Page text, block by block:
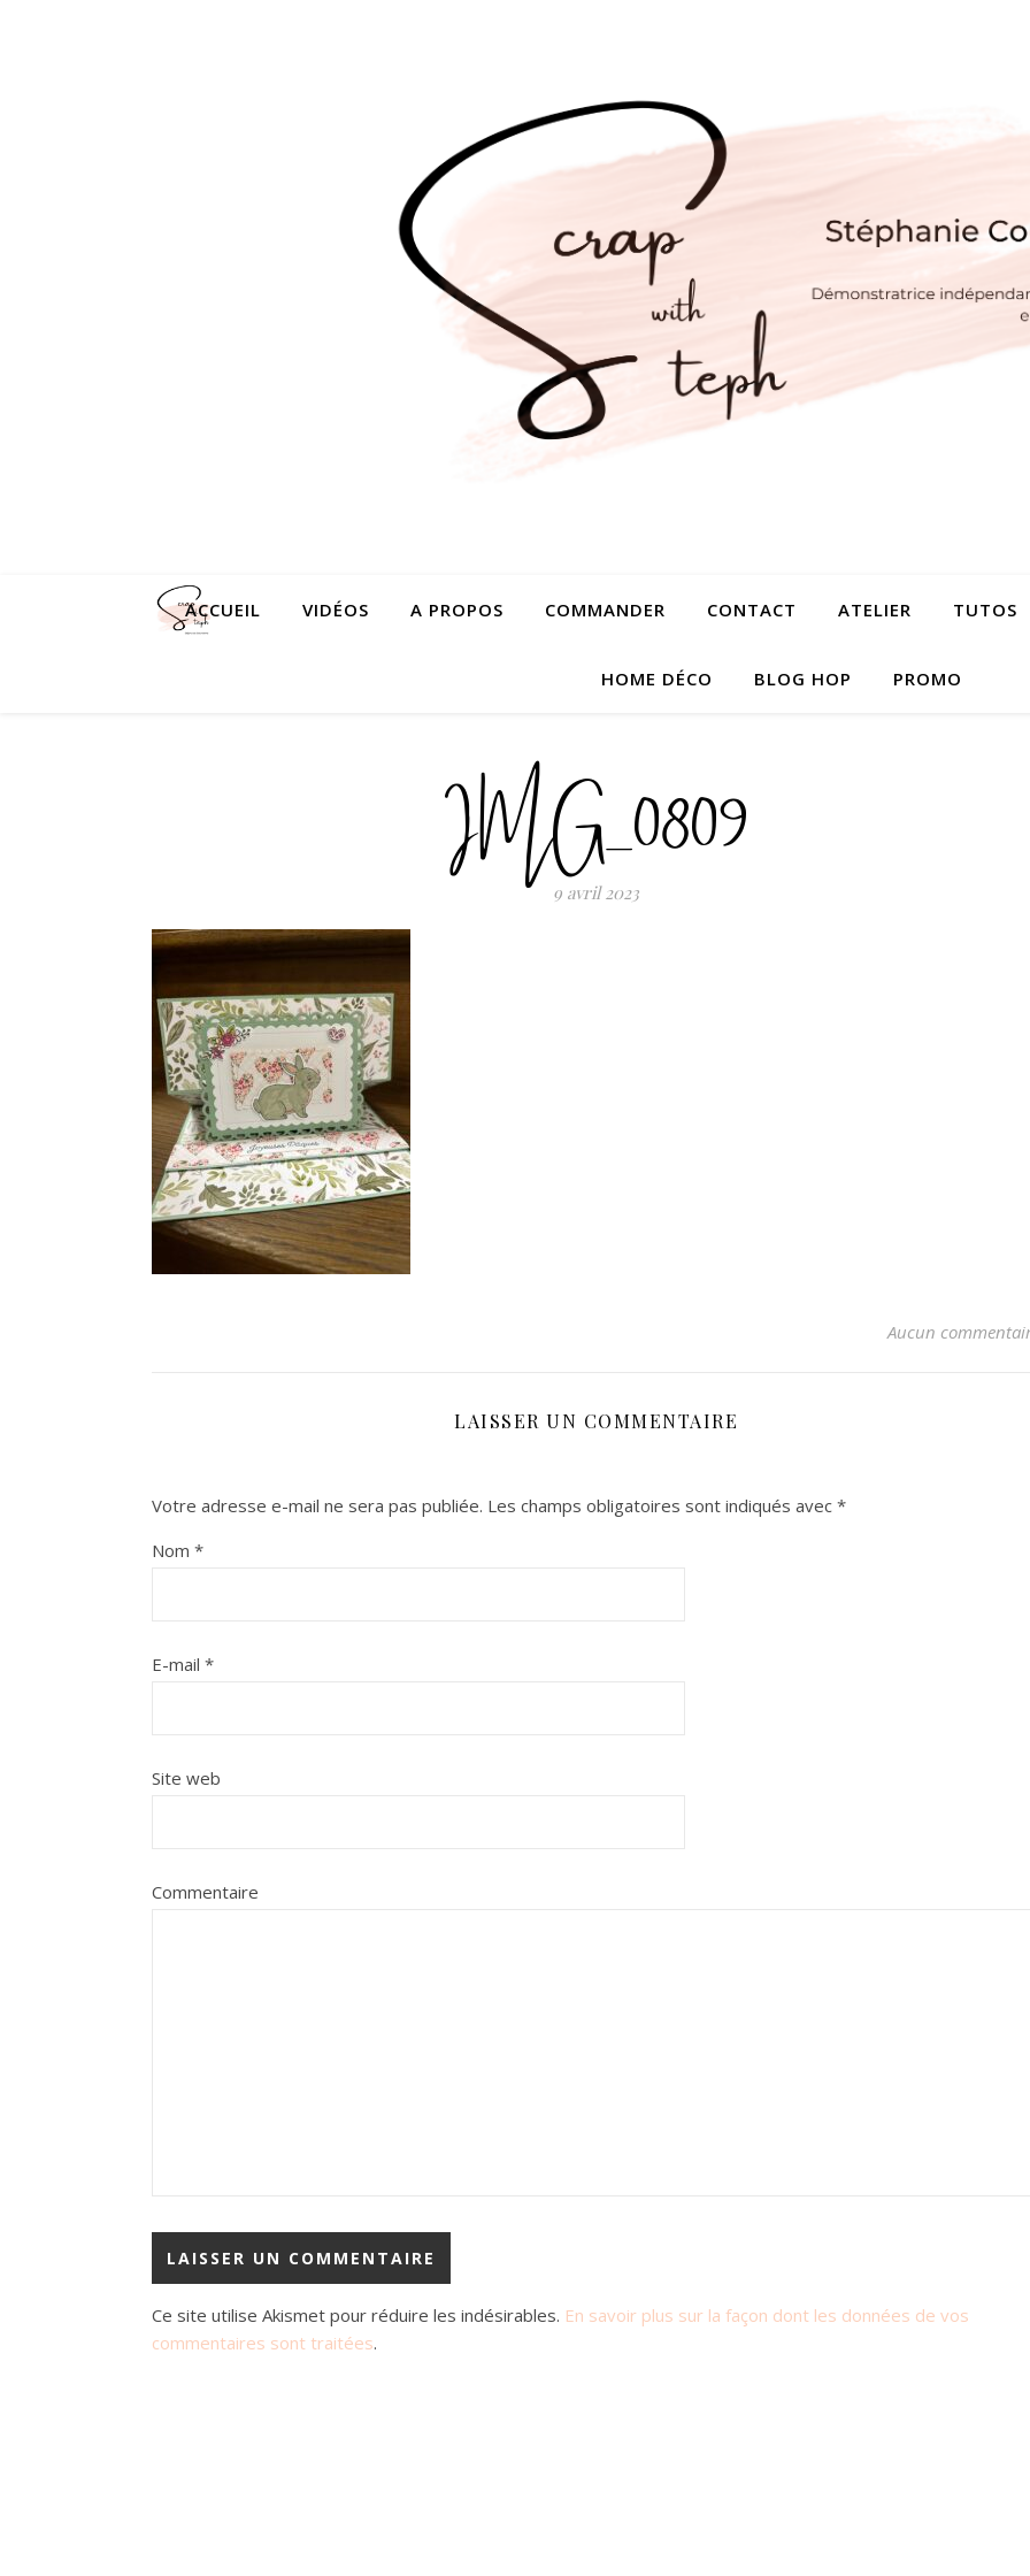
ACCUEIL VIDÉOS A PROPOS COMMANDER CONTACT ATELIER TUTOS
HOME DÉCO BLOG HOP PROMO
IMG_0809
9 avril 2023
Aucun
LAISSER UN COMMENTAIRE
Votre adresse e-mail ne sera pas publiée. Les champs obligatoires sont indiqués avec *
Nom *
E-mail *
Site web
Commentaire
Ce site utilise Akismet pour réduire les indésirables. En savoir plus sur la façon dont les données de vos
commentaires sont traitées.